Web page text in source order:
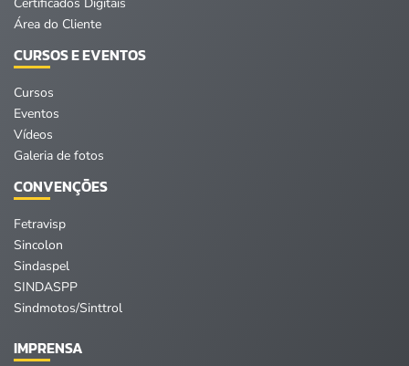
Área do Cliente
CURSOS E EVENTOS
Cursos
Eventos
Vídeos
Galeria de fotos
CONVENÇÕES
Fetravisp
Sincolon
Sindaspel
SINDASPP
Sindmotos/Sinttrol
IMPRENSA